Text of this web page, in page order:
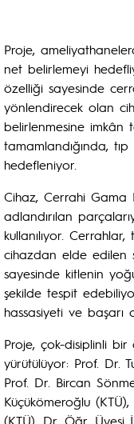
Proje,
net belirlemeyi
özelliği sayesinde
yönlendirecek olan
belirlenmesine imkân
tamamlandığında, tıp
hedefleniyor.
Cihaz, Cerrahi Gama
adlandırılan
kullanılıyor. Cerrahlar,
cihazdan elde edilen
sayesinde kitlenin
şekilde tespit
hassasiyeti ve başarı
Proje, çok-disiplinli bir
yürütülüyor: Prof. Dr.
Prof. Dr. Bircan
Küçükömeroğlu
(KTÜ), Dr. Öğr. Üyesi